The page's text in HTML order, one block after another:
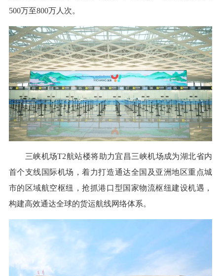
500万至800万人次。
三峡机场T2航站楼将助力宜昌三峡机场成为湖北省内
首个支线国际机场，着力打造通达全国及亚洲地区重点城
市的区域航空枢纽，抢抓港口型国家物流枢纽建设机遇，
构建高效通达全球的货运航线网络体系。